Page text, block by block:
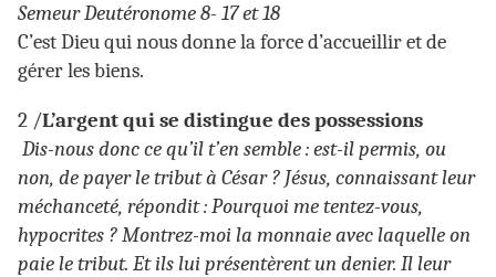
Semeur Deutéronome 8- 17 et 18
C’est Dieu qui nous donne la force d’accueillir et de
gérer les biens.
2 /L’argent qui se distingue des possessions
Dis-nous donc ce qu’il t’en semble : est-il permis, ou
non, de payer le tribut à César ? Jésus, connaissant leur
méchanceté, répondit : Pourquoi me tentez-vous,
hypocrites ? Montrez-moi la monnaie avec laquelle on
paie le tribut. Et ils lui présentèrent un denier. Il leur